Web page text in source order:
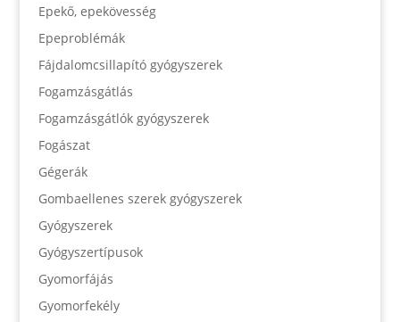
Epekő, epekövesség
Epeproblémák
Fájdalomcsillapító gyógyszerek
Fogamzásgátlás
Fogamzásgátlók gyógyszerek
Fogászat
Gégerák
Gombaellenes szerek gyógyszerek
Gyógyszerek
Gyógyszertípusok
Gyomorfájás
Gyomorfekély